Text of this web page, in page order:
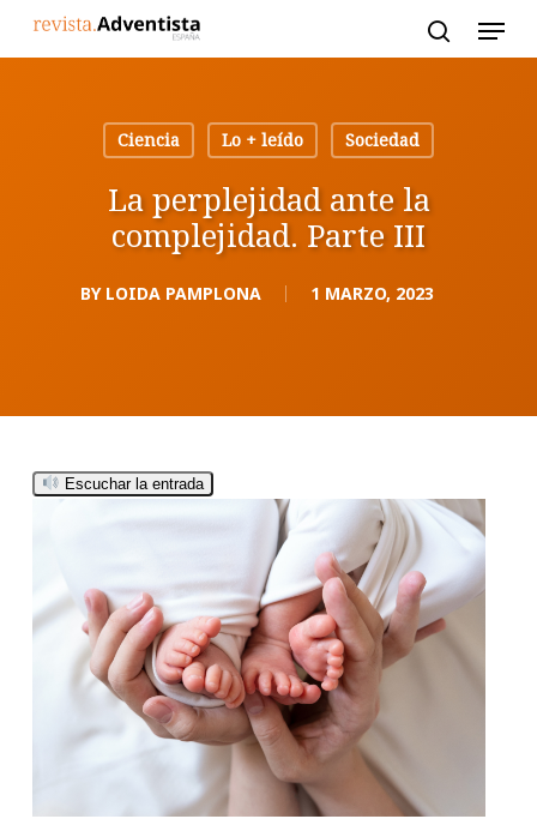
Ciencia
Lo + leído Sociedad
La perplejidad ante la
complejidad. Parte III
BY LOIDA PAMPLONA 1 MARZO, 2023
Escuchar la entrada